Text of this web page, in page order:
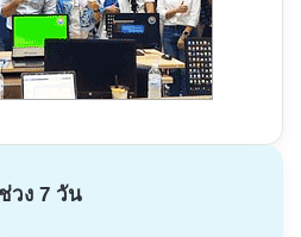
วง 7 วัน